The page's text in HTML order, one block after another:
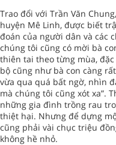
Trao đổi với Trần Văn
huyện Mê Linh, được biết
đoán của người dân và các
chúng tôi cũng có mời bà
thiên tai theo từng mùa,
bộ cũng như bà con càng
vừa qua quá bất ngờ, nhìn
mà chúng tôi cũng xót xa”.
những gia đình trồng rau
thiệt hại. Nhưng để dựng
cũng phải vài chục triệu
không hề nhỏ.